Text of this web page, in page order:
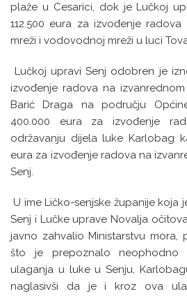
plaže u Cesarici, dok je Lučkoj
112.500 eura za izvođenje
mreži i vodovodnoj mreži u luci
Lučkoj upravi Senj odobren je
izvođenje radova na
Barić Draga na području
400.000 eura za izvođenje
održavanju dijela luke Karlobag
eura za izvođenje radova na
Senj.
U ime Ličko-senjske županije koja
Senj i Lučke uprave Novalja
javno zahvalio Ministarstvu mora,
što je prepoznalo neophodno
ulaganja u luke u Senju,
naglasivši da je i kroz ova